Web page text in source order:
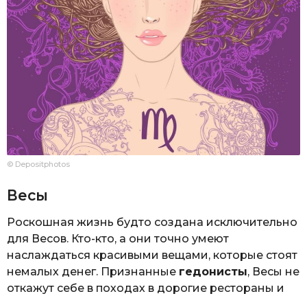
© Depositphotos
Весы
Роскошная жизнь будто создана исключительно
для Весов. Кто-кто, а они точно умеют
наслаждаться красивыми вещами, которые стоят
немалых денег. Признанные гедонисты, Весы не
откажут себе в походах в дорогие рестораны и